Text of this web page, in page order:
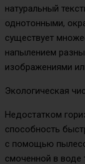
натуральный
однотонными,
существует
напылением
изображениями
Экологическая
Недостатком
способность
с помощью
смоченной в воде